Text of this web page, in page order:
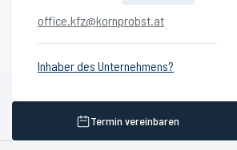
office.kfz@kornprobst.at
Inhaber des Unternehmens?
Termin vereinbaren